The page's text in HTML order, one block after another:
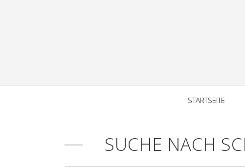
STARTSEITE
SUCHE NACH